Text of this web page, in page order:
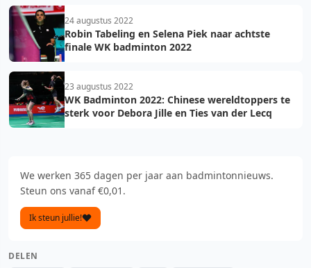
24 augustus 2022
Robin Tabeling en Selena Piek naar achtste
finale WK badminton 2022
23 augustus 2022
WK Badminton 2022: Chinese wereldtoppers te
sterk voor Debora Jille en Ties van der Lecq
We werken 365 dagen per jaar aan badmintonnieuws.
Steun ons vanaf €0,01.
Ik steun jullie!
DELEN